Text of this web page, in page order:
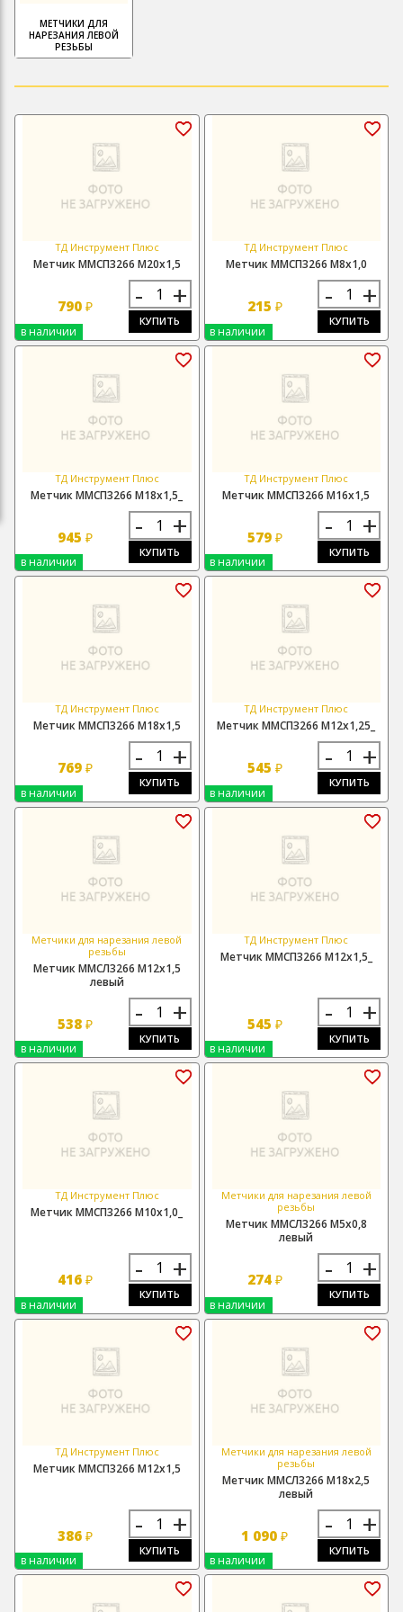
МЕТЧИКИ ДЛЯ
НАРЕЗАНИЯ ЛЕВОЙ
РЕЗЬБЫ
ТД Инструмент Плюс
Метчик ММСП3266 М20х1,5
790₽ - +
КУПИТЬ
в наличии
ТД Инструмент Плюс
Метчик ММСП3266 М8х1,0
215 ₽ - +
КУПИТЬ
в наличии
ТД Инструмент Плюс
Метчик ММСП3266 М18х1,5_
945₽ - +
КУПИТЬ
в наличии
ТД Инструмент Плюс
Метчик ММСП3266 М16х1,5
579 ₽ - +
КУПИТЬ
в наличии
ТД Инструмент Плюс
Метчик ММСП3266 М18х1,5
769₽ - +
КУПИТЬ
в наличии
ТД Инструмент Плюс
Метчик ММСП3266 М12х1,25_
545 ₽ - +
КУПИТЬ
в наличии
Метчики для нарезания левой
резьбы
Метчик ММСЛ3266 М12х1,5
левый
538₽ - +
КУПИТЬ
в наличии
ТД Инструмент Плюс
Метчик ММСП3266 М12х1,5_
545 ₽ - +
КУПИТЬ
в наличии
ТД Инструмент Плюс
Метчик ММСП3266 М10х1,0_
416₽ - +
КУПИТЬ
в наличии
Метчики для нарезания левой
резьбы
Метчик ММСЛ3266 М5х0,8
левый
274 ₽ - +
КУПИТЬ
в наличии
ТД Инструмент Плюс
Метчик ММСП3266 М12х1,5
386₽ - +
КУПИТЬ
в наличии
Метчики для нарезания левой
резьбы
Метчик ММСЛ3266 М18х2,5
левый
1 090₽ - +
КУПИТЬ
в наличии